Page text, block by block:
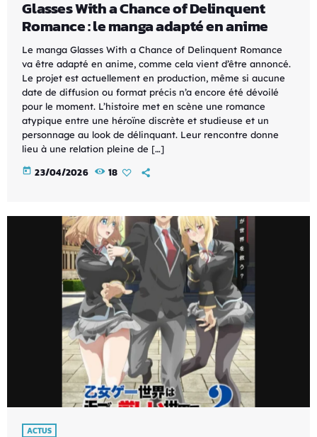
Glasses With a Chance of Delinquent
Romance : le manga adapté en anime
Le manga Glasses With a Chance of Delinquent Romance
va être adapté en anime, comme cela vient d’être annoncé.
Le projet est actuellement en production, même si aucune
date de diffusion ou format précis n’a encore été dévoilé
pour le moment. L’histoire met en scène une romance
atypique entre une héroïne discrète et studieuse et un
personnage au look de délinquant. Leur rencontre donne
lieu à une relation pleine de […]
today 23/04/2026 18
ACTUS